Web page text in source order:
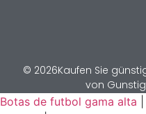
© 2026Kaufen Sie
von
Botas de futbol gama alta